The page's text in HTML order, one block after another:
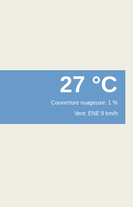
27 °C
Couverture nuageuse: 1 %
Vent: ENE 9 km/h